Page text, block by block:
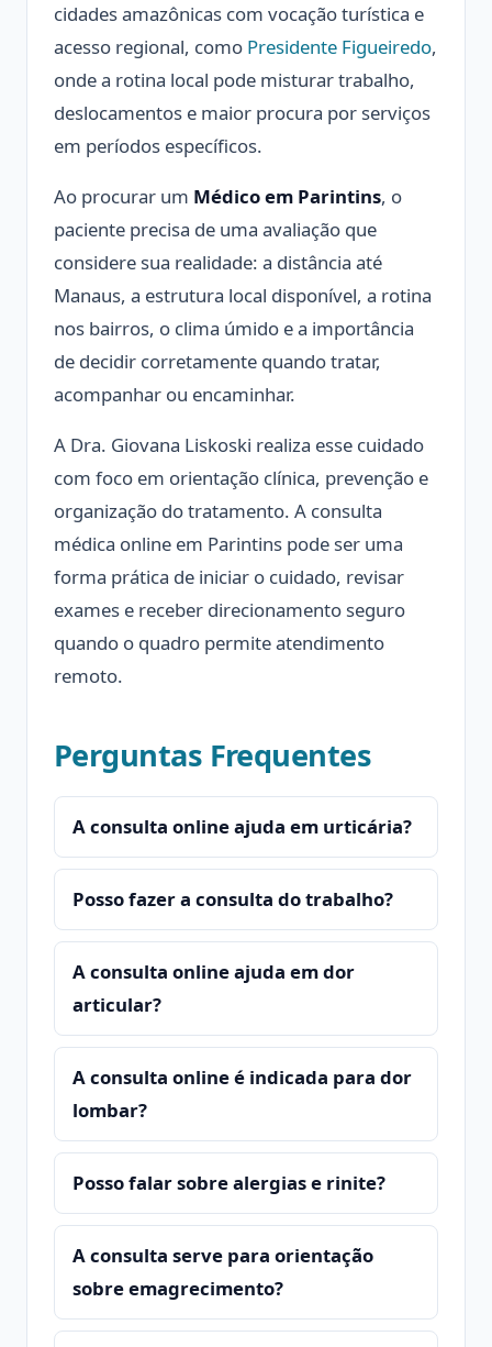
cidades amazônicas com vocação turística e
acesso regional, como Presidente Figueiredo,
onde a rotina local pode misturar trabalho,
deslocamentos e maior procura por serviços
em períodos específicos.
Ao procurar um Médico em Parintins, o
paciente precisa de uma avaliação que
considere sua realidade: a distância até
Manaus, a estrutura local disponível, a rotina
nos bairros, o clima úmido e a importância
de decidir corretamente quando tratar,
acompanhar ou encaminhar.
A Dra. Giovana Liskoski realiza esse cuidado
com foco em orientação clínica, prevenção e
organização do tratamento. A consulta
médica online em Parintins pode ser uma
forma prática de iniciar o cuidado, revisar
exames e receber direcionamento seguro
quando o quadro permite atendimento
remoto.
Perguntas Frequentes
A consulta online ajuda em urticária?
Posso fazer a consulta do trabalho?
A consulta online ajuda em dor
articular?
A consulta online é indicada para dor
lombar?
Posso falar sobre alergias e rinite?
A consulta serve para orientação
sobre emagrecimento?